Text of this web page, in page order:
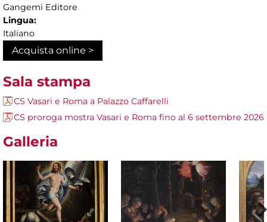
Gangemi Editore
Lingua:
Italiano
Acquista online >
Sala stampa
CS Vasari e Roma a Palazzo Caffarelli
CS proroga mostra Vasari e Roma fino al 6 settembre 2026
Galleria